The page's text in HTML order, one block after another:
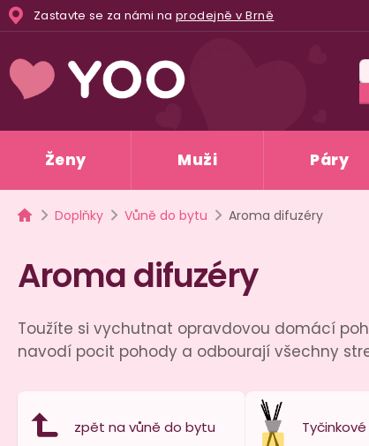
Přejít
na
Zastavte se za námi na prodejně v Brně
Ženy Muži Páry
Domů
Doplňky Vůně do bytu Aroma difuzéry
Aroma difuzéry
Toužíte si vychutnat opravdovou domácí
navodí pocit pohody a odbourají všechny
zpět na vůně do bytu